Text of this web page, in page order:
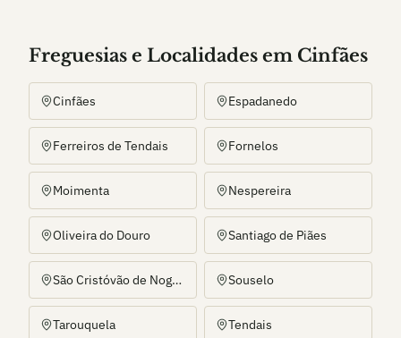
Freguesias e Localidades em Cinfães
Cinfães Espadanedo
Ferreiros de Tendais Fornelos
Moimenta Nespereira
Oliveira do Douro Santiago de Piães
São Cristóvão de Nogueira Souselo
Tarouquela Tendais